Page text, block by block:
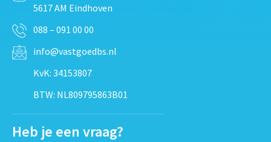
5617 AM Eindhoven
088 – 091 00 00
info@vastgoedbs.nl
KvK: 34153807
BTW: NL809795863B01
Heb je een vraag?